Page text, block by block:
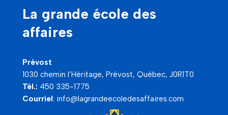
La grande école des
affaires
Prévost
1030 chemin l’Héritage, Prévost, Québec, J0R1T0
Tél.: 450 335-1775
Courriel : info@lagrandeecoledesaffaires.com